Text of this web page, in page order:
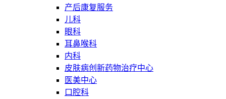
产后康复服务
儿科
眼科
耳鼻喉科
内科
皮肤病创新药物治疗中心
医美中心
口腔科